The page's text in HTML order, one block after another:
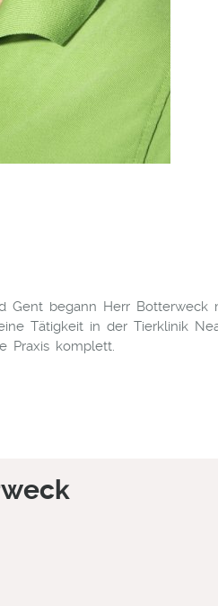
begann Herr
Tätigkeit in der Tierklinik
Praxis komplett.